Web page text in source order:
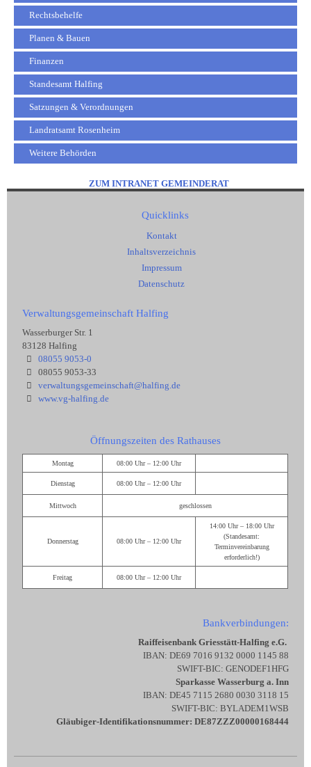
Rechtsbehelfe
Planen & Bauen
Finanzen
Standesamt Halfing
Satzungen & Verordnungen
Landratsamt Rosenheim
Weitere Behörden
ZUM INTRANET GEMEINDERAT
Quicklinks
Kontakt
Inhaltsverzeichnis
Impressum
Datenschutz
Verwaltungsgemeinschaft Halfing
Wasserburger Str. 1
83128 Halfing
08055 9053-0
08055 9053-33
verwaltungsgemeinschaft@halfing.de
www.vg-halfing.de
Öffnungszeiten des Rathauses
Montag 08:00 Uhr – 12:00 Uhr
Dienstag 08:00 Uhr – 12:00 Uhr
Mittwoch geschlossen
Donnerstag 08:00 Uhr – 12:00 Uhr
14:00 Uhr – 18:00 Uhr
(Standesamt:
Terminvereinbarung
erforderlich!)
Freitag 08:00 Uhr – 12:00 Uhr
Bankverbindungen:
Raiffeisenbank Griesstätt-Halfing e.G.
IBAN: DE69 7016 9132 0000 1145 88
SWIFT-BIC: GENODEF1HFG
Sparkasse Wasserburg a. Inn
IBAN: DE45 7115 2680 0030 3118 15
SWIFT-BIC: BYLADEM1WSB
Gläubiger-Identifikationsnummer: DE87ZZZ00000168444